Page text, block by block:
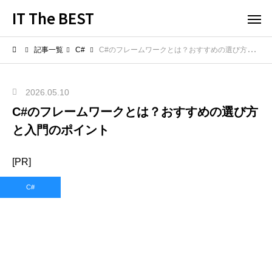
IT The BEST
記事一覧 C# C#のフレームワークとは？おすすめの選び方と入門のポイント
2026.05.10
C#のフレームワークとは？おすすめの選び方
と入門のポイント
[PR]
C#